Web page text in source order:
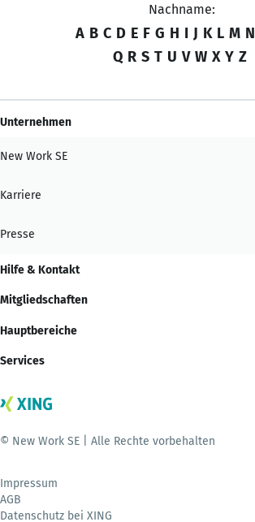
Nachname:
A B C D E F G H I J K L M N
Q R S T U V W X Y Z
Unternehmen
New Work SE
Karriere
Presse
Hilfe & Kontakt
Mitgliedschaften
Hauptbereiche
Services
© New Work SE | Alle Rechte vorbehalten
Impressum
AGB
Datenschutz bei XING